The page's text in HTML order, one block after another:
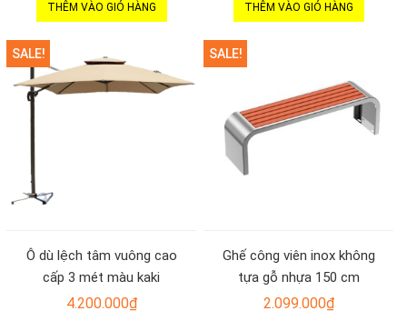
THÊM VÀO GIỎ HÀNG THÊM VÀO GIỎ HÀNG
SALE!
Ô dù lệch tâm vuông cao
cấp 3 mét màu kaki
4.200.000₫
SALE!
Ghế công viên inox không
tựa gỗ nhựa 150 cm
2.099.000₫